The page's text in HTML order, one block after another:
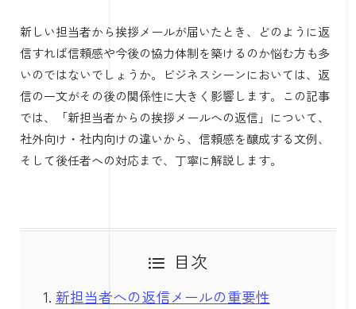
新しい担当者から挨拶メールが届いたとき、どのように返
信すれば信頼感や今後の協力体制を築けるのか悩む方も多
いのではないでしょうか。ビジネスシーンにおいては、返
信の一文がその後の関係性に大きく影響します。この記事
では、「新担当者からの挨拶メールへの返信」について、
社外向け・社内向けの違いから、信頼感を醸成する文例、
そして後任者への対応まで、丁寧に解説します。
目次
新担当者への返信メールの重要性